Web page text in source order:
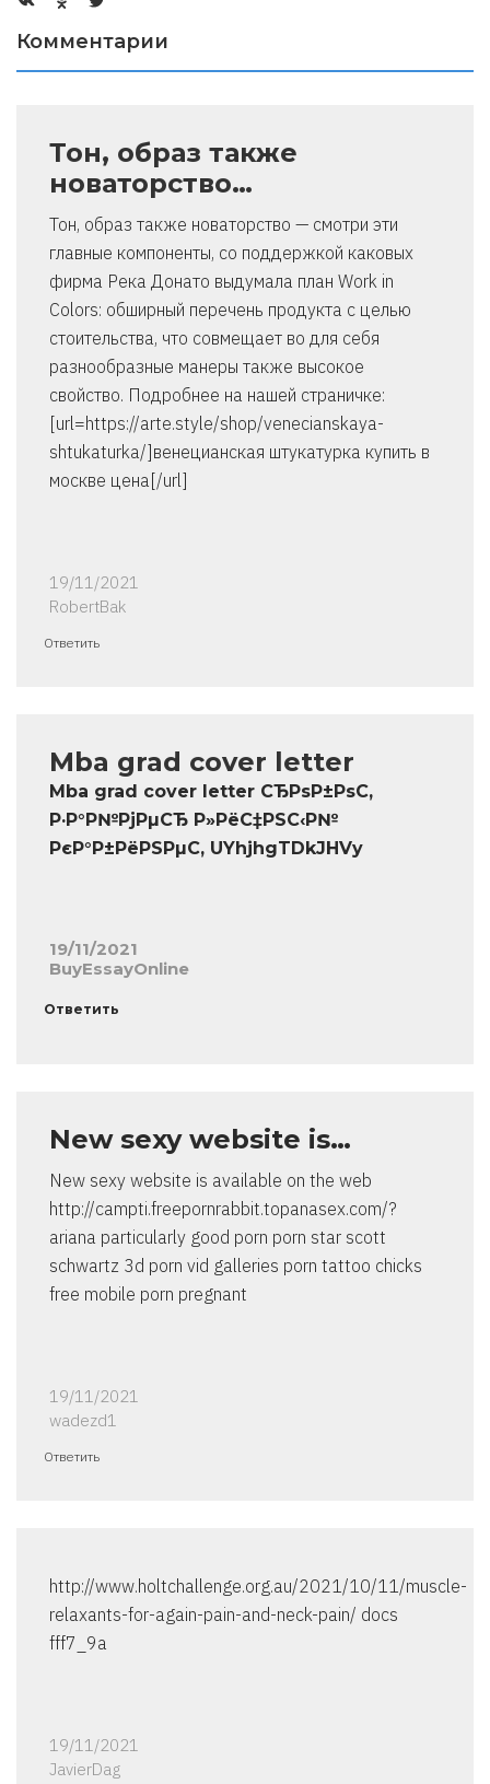
Комментарии
Тон, образ также
новаторство…
Тон, образ также новаторство — смотри эти
главные компоненты, со поддержкой каковых
фирма Река Донато выдумала план Work in
Colors: обширный перечень продукта с целью
стоительства, что совмещает во для себя
разнообразные манеры также высокое
свойство. Подробнее на нашей страничке:
[url=https://arte.style/shop/venecianskaya-
shtukaturka/]венецианская штукатурка купить в
москве цена[/url]
19/11/2021
RobertBak
Ответить
Mba grad cover letter
Mba grad cover letter СЂРѕР±РѕС‚
Р·Р°Р№РјРµСЂ Р»РёС‡РЅС‹Р№
РєР°Р±РёРЅРµС‚ UYhjhgTDkJHVy
19/11/2021
BuyEssayOnline
Ответить
New sexy website is…
New sexy website is available on the web
http://campti.freepornrabbit.topanasex.com/?
ariana particularly good porn porn star scott
schwartz 3d porn vid galleries porn tattoo chicks
free mobile porn pregnant
19/11/2021
wadezd1
Ответить
http://www.holtchallenge.org.au/2021/10/11/muscle-
relaxants-for-again-pain-and-neck-pain/ docs
fff7_9a
19/11/2021
JavierDag